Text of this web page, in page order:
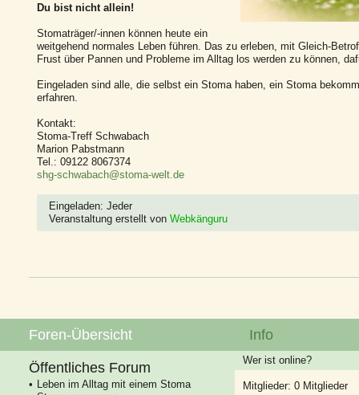
Du bist nicht allein!
Stomaträger/-innen können heute ein
weitgehend normales Leben führen. Das zu erleben, mit Gleich-
Frust über Pannen und Probleme im Alltag los werden zu können,
Eingeladen sind alle, die selbst ein Stoma haben, ein Stoma
erfahren.
Kontakt:
Stoma-Treff Schwabach
Marion Pabstmann
Tel.: 09122 8067374
shg-schwabach@stoma-welt.de
Eingeladen: Jeder
Veranstaltung erstellt von Webkänguru
Foren-Übersicht
Öffentliches Forum
Leben im Alltag mit einem Stoma
Info
Wer ist online?
Mitglieder: 0 Mitglieder